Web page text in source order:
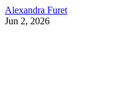
Alexandra Furet
Jun 2, 2026